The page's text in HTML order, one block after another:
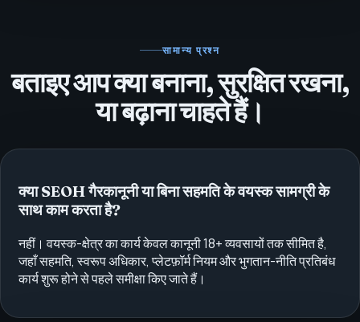
सामान्य प्रश्न
बताइए आप क्या बनाना, सुरक्षित रखना,
या बढ़ाना चाहते हैं।
क्या SEOH गैरकानूनी या बिना सहमति के वयस्क सामग्री के
साथ काम करता है?
नहीं। वयस्क-क्षेत्र का कार्य केवल कानूनी 18+ व्यवसायों तक सीमित है,
जहाँ सहमति, स्वरूप अधिकार, प्लेटफ़ॉर्म नियम और भुगतान-नीति प्रतिबंध
कार्य शुरू होने से पहले समीक्षा किए जाते हैं।